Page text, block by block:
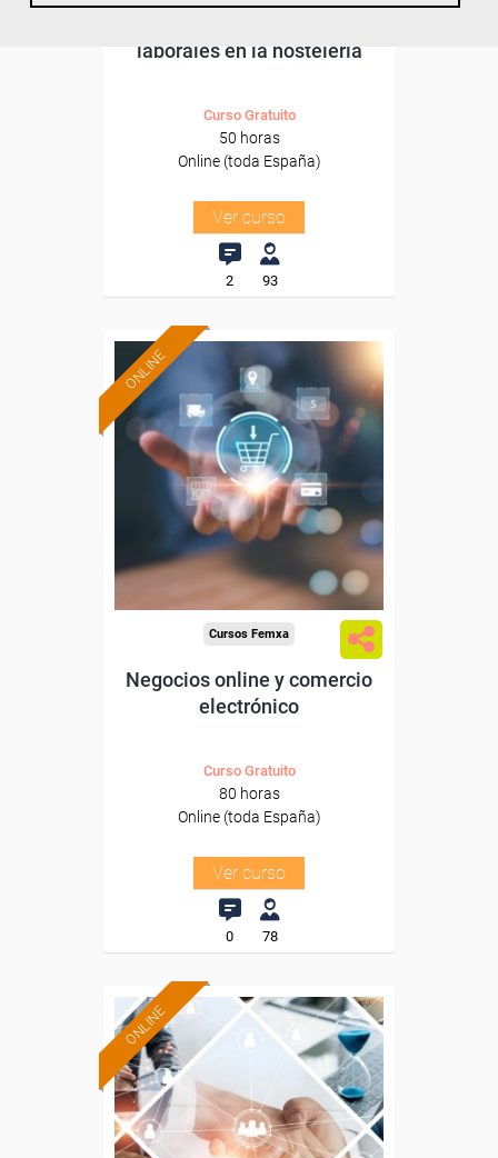
laborales en la hostelería
Curso Gratuito
50 horas
Online (toda España)
Ver curso
2 93
ONLINE
Formación 100%
subvencionada.
Para desempleados,
trabajadores y autónomos.
Sector
-Grandes Almacenes.
Cursos Femxa
Negocios online y comercio
electrónico
Curso Gratuito
80 horas
Online (toda España)
Ver curso
0 78
ONLINE
Formación 100%
subvencionada.
Para desempleados,
trabajadores y autónomos.